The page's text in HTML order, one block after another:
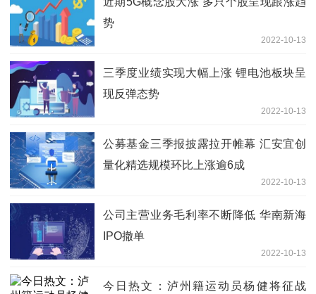
势
2022-10-13
三季度业绩实现大幅上涨 锂电池板块呈
现反弹态势
2022-10-13
公募基金三季报披露拉开帷幕 汇安宜创
量化精选规模环比上涨逾6成
2022-10-13
公司主营业务毛利率不断降低 华南新海
IPO撤单
2022-10-13
今日热文：泸州籍运动员杨健将征战